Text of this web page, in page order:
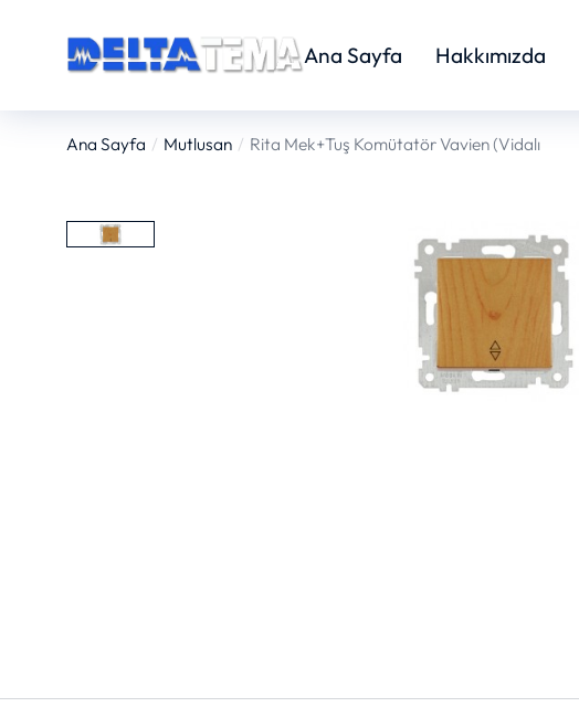
Ana Sayfa Hakkımızda
You are here:
Ana Sayfa Mutlusan Rita Mek+Tuş Komütatör Vavien (Vidalı